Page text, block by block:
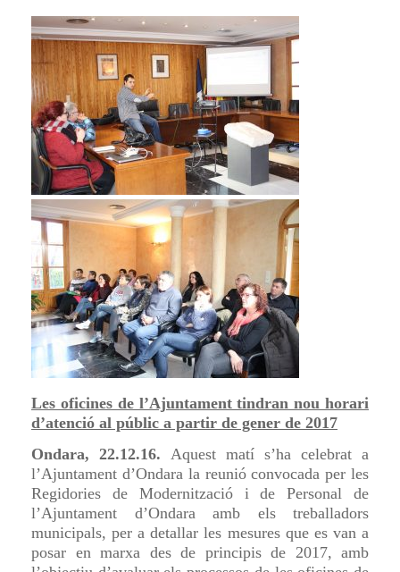
Les oficines de l’Ajuntament tindran nou horari
d’atenció al públic a partir de gener de 2017
Ondara, 22.12.16. Aquest matí s’ha celebrat a
l’Ajuntament d’Ondara la reunió convocada per les
Regidories de Modernització i de Personal de
l’Ajuntament d’Ondara amb els treballadors
municipals, per a detallar les mesures que es van a
posar en marxa des de principis de 2017, amb